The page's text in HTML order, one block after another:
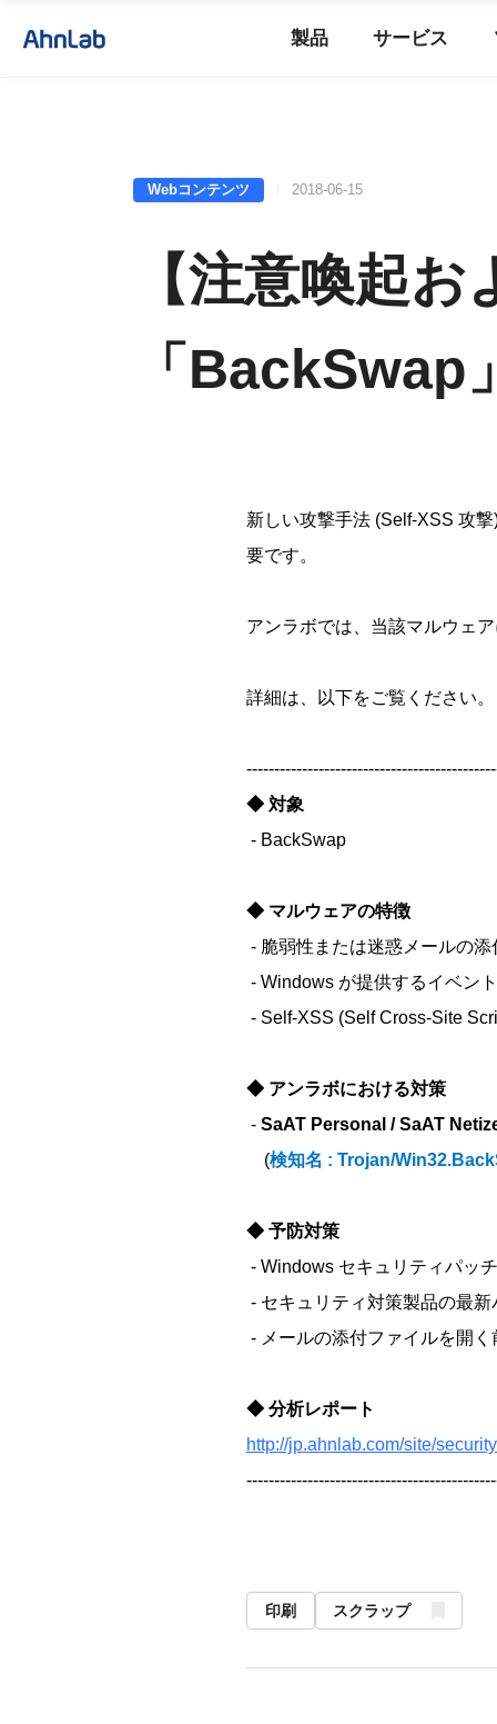
製品 サービス
Webコンテンツ 2018-06-15
【注意喚起
「BackSwap
新しい攻撃手法 (Self-XSS 攻
要です。
アンラボでは、当該マルウェ
詳細は、以下をご覧ください。
◆ 対象
- BackSwap
◆ マルウェアの特徴
- 脆弱性または迷惑メールの
- Windows が提供するイベン
- Self-XSS (Self Cross-Site
◆ アンラボにおける対策
- SaAT Personal / SaAT
(検知名 : Trojan/
◆ 予防対策
- Windows セキュリティパッ
- セキュリティ対策製品の最
- メールの添付ファイルを開
◆ 分析レポート
http://jp.ahnlab.com/site/
印刷 スクラップ